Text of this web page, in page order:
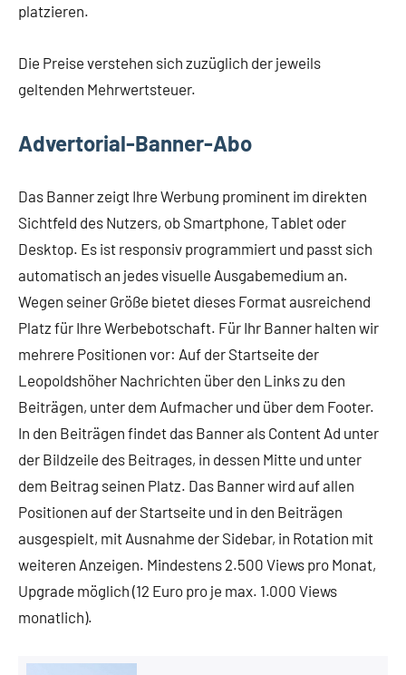
platzieren.
Die Preise verstehen sich zuzüglich der jeweils
geltenden Mehrwertsteuer.
Advertorial-Banner-Abo
Das Banner zeigt Ihre Werbung prominent im direkten
Sichtfeld des Nutzers, ob Smartphone, Tablet oder
Desktop. Es ist responsiv programmiert und passt sich
automatisch an jedes visuelle Ausgabemedium an.
Wegen seiner Größe bietet dieses Format ausreichend
Platz für Ihre Werbebotschaft. Für Ihr Banner halten wir
mehrere Positionen vor: Auf der Startseite der
Leopoldshöher Nachrichten über den Links zu den
Beiträgen, unter dem Aufmacher und über dem Footer.
In den Beiträgen findet das Banner als Content Ad unter
der Bildzeile des Beitrages, in dessen Mitte und unter
dem Beitrag seinen Platz. Das Banner wird auf allen
Positionen auf der Startseite und in den Beiträgen
ausgespielt, mit Ausnahme der Sidebar, in Rotation mit
weiteren Anzeigen. Mindestens 2.500 Views pro Monat,
Upgrade möglich (12 Euro pro je max. 1.000 Views
monatlich).